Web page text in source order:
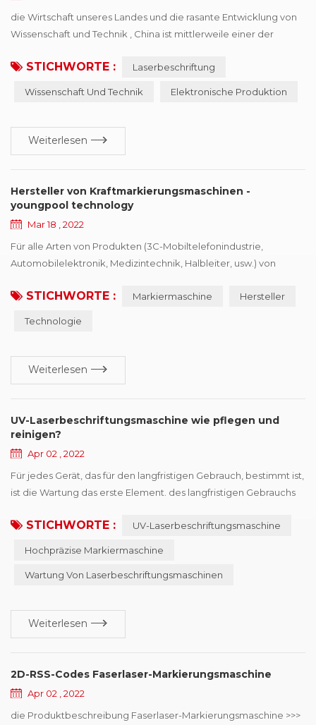
die Wirtschaft unseres Landes und die rasante Entwicklung von
Wissenschaft und Technik , China ist mittlerweile einer der
eine starke Produktivität im Bereich Elektronik, und die
STICHWORTE : Laserbeschriftung
Wissenschaft Und Technik Elektronische Produktion
Weiterlesen
Hersteller von Kraftmarkierungsmaschinen -
youngpool technology
Mar 18 , 2022
Für alle Arten von Produkten (3C-Mobiltelefonindustrie,
Automobilelektronik, Medizintechnik, Halbleiter, usw.) von
Identifikationsgerätetreiber kaufen, Der erste Punkt ist die
besteht darin, die Wettbewerbsfähigkeit von Produkten zu
würden...
STICHWORTE : Markiermaschine Hersteller
Technologie
Weiterlesen
UV-Laserbeschriftungsmaschine wie pflegen und
reinigen?
Apr 02 , 2022
Für jedes Gerät, das für den langfristigen Gebrauch, bestimmt ist,
ist die Wartung das erste Element. des langfristigen Gebrauchs
störanfällig. daher, sollten regelmäßige Wartungen und
Markiergenauigkeit der Markiermaschine und verlängern die
Lebensdauer der Maschine. UV-Laserbeschr...
STICHWORTE : UV-Laserbeschriftungsmaschine
Hochpräzise Markiermaschine
Wartung Von Laserbeschriftungsmaschinen
Weiterlesen
2D-RSS-Codes Faserlaser-Markierungsmaschine
Apr 02 , 2022
die Produktbeschreibung Faserlaser-Markierungsmaschine >>>